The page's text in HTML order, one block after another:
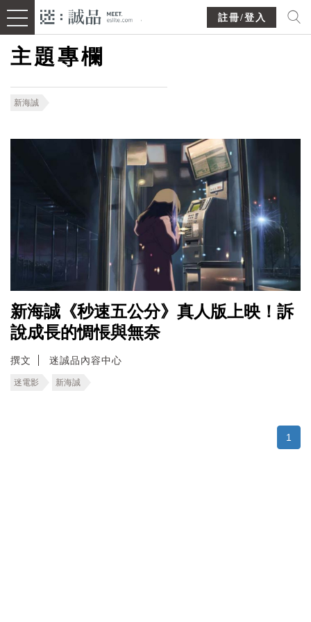
註冊/登入
主題專欄
新海誠
新海誠《秒速五公分》真人版上映！訴
說成長的惆悵與無奈
撰文 迷誠品內容中心
迷電影 新海誠
1